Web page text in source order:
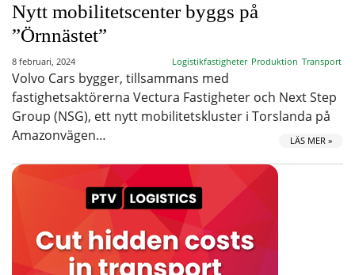
Nytt mobilitetscenter byggs på
”Örnnästet”
8 februari, 2024 Logistikfastigheter Produktion Transport
Volvo Cars bygger, tillsammans med
fastighetsaktörerna Vectura Fastigheter och Next Step
Group (NSG), ett nytt mobilitetskluster i Torslanda på
Amazonvägen…
LÄS MER »